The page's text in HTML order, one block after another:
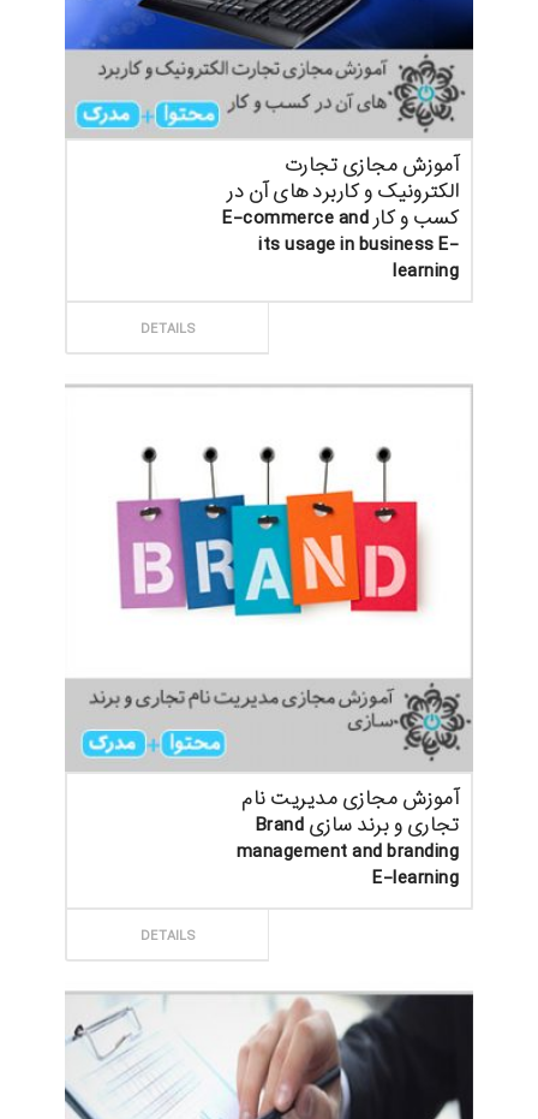
آموزش مجازی تجارت
الکترونیک و کاربرد های آن در
کسب و کار E-commerce and
its usage in business E-
learning
DETAILS
آموزش مجازی مدیریت نام
تجاری و برند سازی Brand
management and branding
E-learning
DETAILS